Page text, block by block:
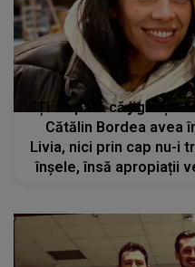
”Ți se pară că jignești
Cătălin Bordea avea
Livia, nici prin cap nu-i
înșele, însă apropiații